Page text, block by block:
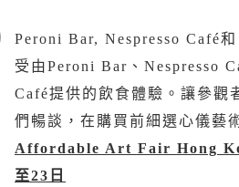
Peroni Bar, Nespresso Café
受由Peroni Bar、Nespresso
Café提供的飲食體驗。讓參觀
們暢談，在購買前細選心儀藝
Affordable Art Fair Hong
至23 日